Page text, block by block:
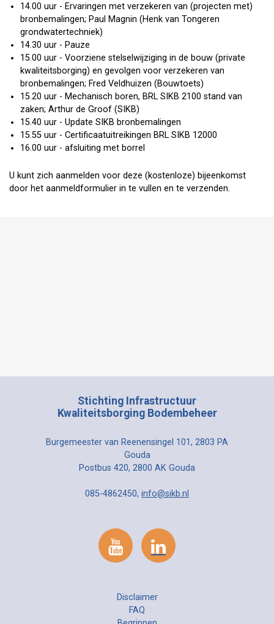
14.00 uur - Ervaringen met verzekeren van (projecten met)
bronbemalingen; Paul Magnin (Henk van Tongeren
grondwatertechniek)
14.30 uur - Pauze
15.00 uur - Voorziene stelselwijziging in de bouw (private
kwaliteitsborging) en gevolgen voor verzekeren van
bronbemalingen; Fred Veldhuizen (Bouwtoets)
15.20 uur - Mechanisch boren, BRL SIKB 2100 stand van
zaken; Arthur de Groof (SIKB)
15.40 uur - Update SIKB bronbemalingen
15.55 uur - Certificaatuitreikingen BRL SIKB 12000
16.00 uur - afsluiting met borrel
U kunt zich aanmelden voor deze (kostenloze) bijeenkomst
door het aanmeldformulier in te vullen en te verzenden.
Stichting Infrastructuur
Kwaliteitsborging Bodembeheer
Burgemeester van Reenensingel 101, 2803 PA
Gouda
Postbus 420, 2800 AK Gouda
085-4862450, info@sikb.nl
Disclaimer
FAQ